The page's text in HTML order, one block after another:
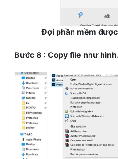
Đợi phần mềm
Bước 8 : Copy file như hình.